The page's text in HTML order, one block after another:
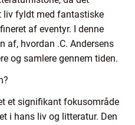
liv fyldt med fantastiske
af eventyr. I denne
af, hvordan .C. Andersens
og samlere gennem tiden.
et signifikant fokusområde
i hans liv og litteratur. Den